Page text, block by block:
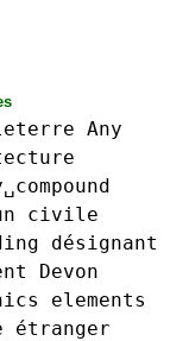
Any
civile
désignant
Devon
elements
étranger